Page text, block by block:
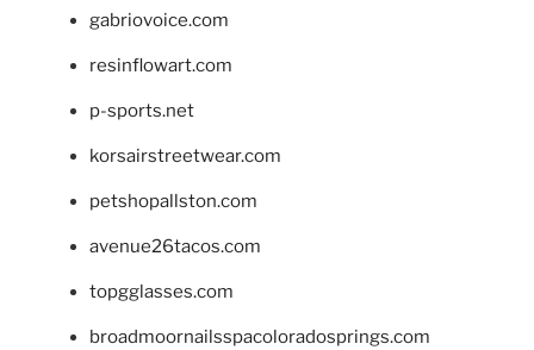
gabriovoice.com
resinflowart.com
p-sports.net
korsairstreetwear.com
petshopallston.com
avenue26tacos.com
topgglasses.com
broadmoornailsspacoloradosprings.com